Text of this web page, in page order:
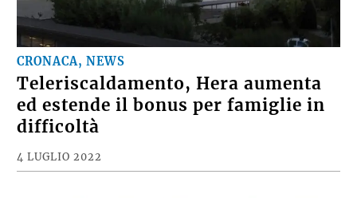
CRONACA, NEWS
Teleriscaldamento, Hera aumenta
ed estende il bonus per famiglie in
4 LUGLIO 2022